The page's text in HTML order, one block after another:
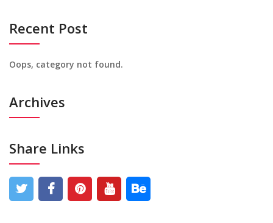
Recent Post
Oops, category not found.
Archives
Share Links